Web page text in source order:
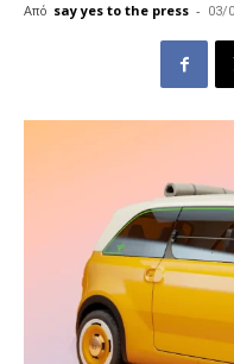
Από say yes to the press - 03/